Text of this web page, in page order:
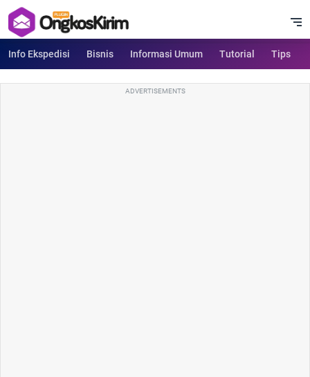
Info Ekspedisi Bisnis Informasi Umum Tutorial Tips
ADVERTISEMENTS